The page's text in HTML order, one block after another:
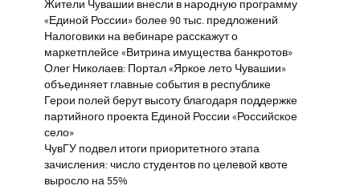
Жители Чувашии внесли в народную программу
«Единой России» более 90 тыс. предложений
Налоговики на вебинаре расскажут о
маркетплейсе «Витрина имущества банкротов»
Олег Николаев: Портал «Яркое лето Чувашии»
объединяет главные события в республике
Герои полей берут высоту благодаря поддержке
партийного проекта Единой России «Российское
село»
ЧувГУ подвел итоги приоритетного этапа
зачисления: число студентов по целевой квоте
выросло на 55%